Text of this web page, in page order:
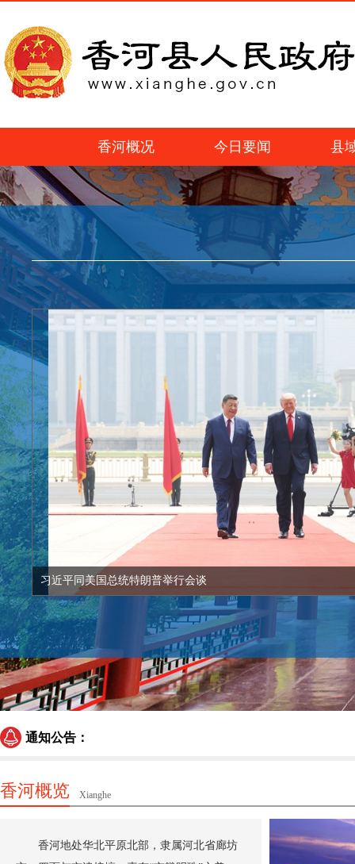
香河概况 今日要闻 县
习近平同美国总统特朗普举行会谈
通知公告：
香河概览 Xianghe
香河地处华北平原北部，隶属河北省廊坊